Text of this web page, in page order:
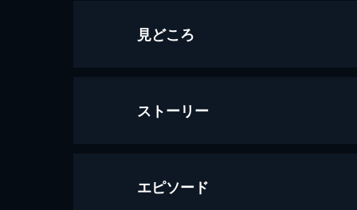
見どころ
ストーリー
エピソード